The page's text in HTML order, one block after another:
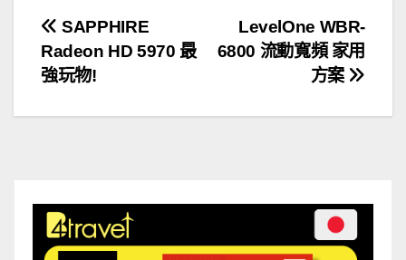
文
章
導
LevelOne WBR-
6800 流動寬頻 家用
方案
SAPPHIRE
Radeon HD 5970 最
強玩物!